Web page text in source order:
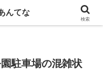
駐車場の混雑状
検索